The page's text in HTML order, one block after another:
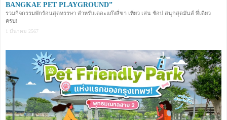
BANGKAE PET PLAYGROUND”
รวมกิจกรรมพักร้อนสุดหรรษา สำหรับเดอะแก๊งสี่ขา เที่ยว เล่น ช้อป สนุกสุดมันส์ ที่เดียว
ครบ!
1 มีนาคม 2567